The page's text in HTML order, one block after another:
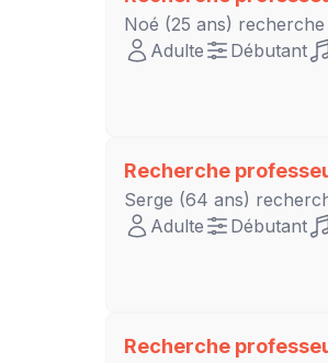
Noé (25 ans)
Adulte
Débutant
Recherche
Serge (64 ans)
Adulte
Débutant
Recherche